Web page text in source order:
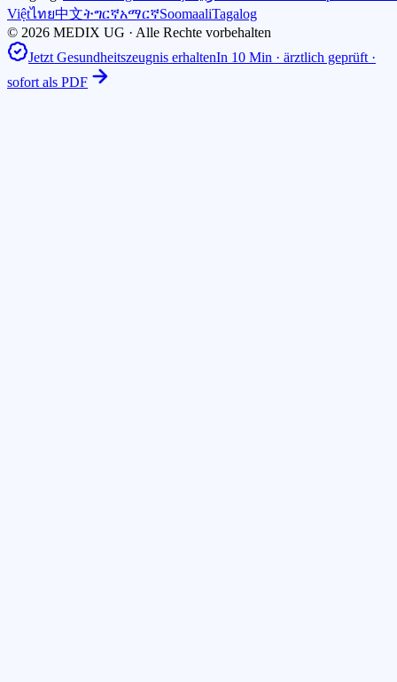
Việtไทย中文ትግርኛአማርኛSoomaaliTagalog
© 2026 MEDIX UG · Alle Rechte vorbehalten
Jetzt Gesundheitszeugnis erhaltenIn 10 Min · ärztlich geprüft ·
sofort als PDF